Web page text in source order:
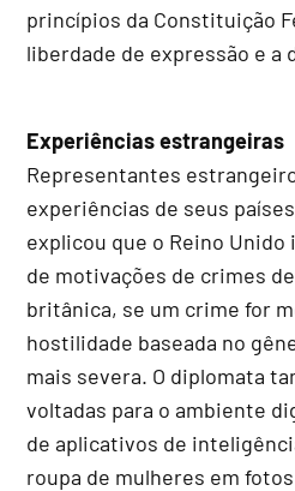
princípios da Constituição
liberdade de expressão e a
Experiências estrangeiras
Representantes
experiências de seus
explicou que o Reino
de motivações de crimes
britânica, se um crime for
hostilidade baseada no
mais severa. O diplomata
voltadas para o ambiente
de aplicativos de
roupa de mulheres em